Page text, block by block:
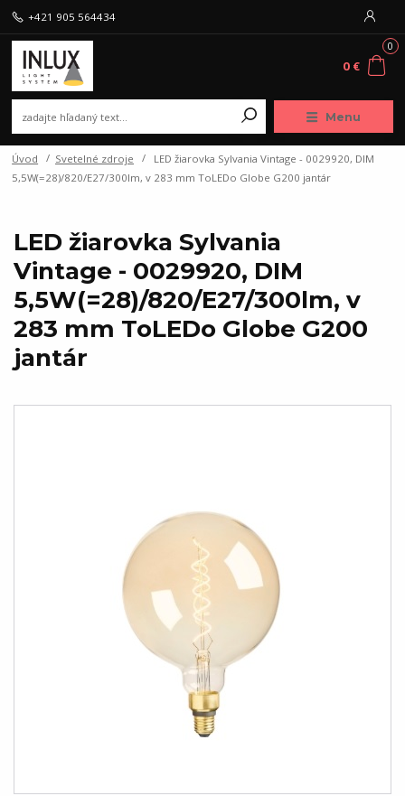
Menu
+421 905 564434
0
0 €
Úvod Svetelné zdroje
LED žiarovka Sylvania Vintage - 0029920, DIM
5,5W(=28)/820/E27/300lm, v 283 mm ToLEDo Globe G200 jantár
LED žiarovka Sylvania
Vintage - 0029920, DIM
5,5W(=28)/820/E27/300lm, v
283 mm ToLEDo Globe G200
jantár